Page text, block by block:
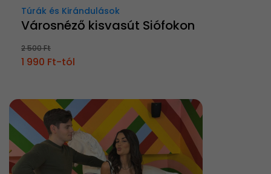
Túrák és Kirándulások
Városnéző kisvasút Siófokon
2 500 Ft
1 990 Ft-tól